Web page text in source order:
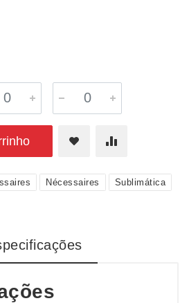
Nécessaires Sublimática